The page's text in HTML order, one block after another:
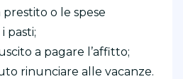
o le spese
pasti;
a pagare l’affitto;
rinunciare alle vacanze.